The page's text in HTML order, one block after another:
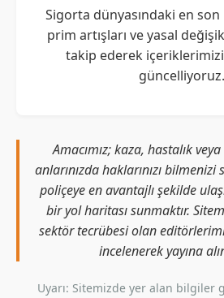
Sigorta dünyasındaki en
prim artışları ve yasal
takip ederek
güncelliyoruz.
Amacımız; kaza, hastalık
anlarınızda haklarınızı
poliçeye en avantajlı şekilde
bir yol haritası sunmaktır.
sektör tecrübesi olan
incelenerek yayına
Uyarı: Sitemizde yer alan bilgiler